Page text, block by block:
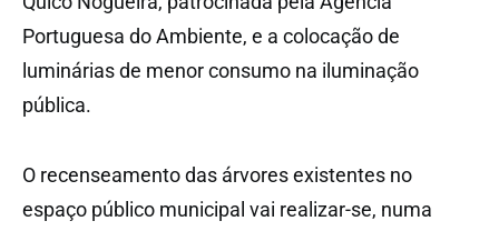
Portuguesa do Ambiente, e a colocação de
luminárias de menor consumo na iluminação
pública.
O recenseamento das árvores existentes no
espaço público municipal vai realizar-se, numa